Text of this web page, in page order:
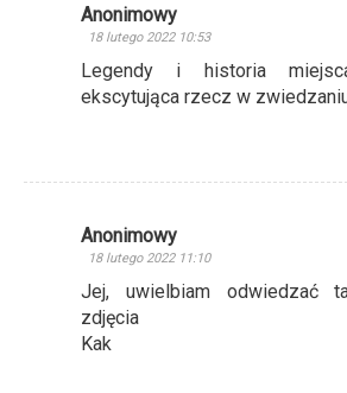
Anonimowy
18 lutego 2022 10:53
Legendy i historia
ekscytująca rzecz w
Anonimowy
18 lutego 2022 11:10
Jej, uwielbiam odwiedzać
zdjęcia
Kak